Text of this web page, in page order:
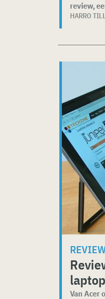
review,
HARRO
Van Acer